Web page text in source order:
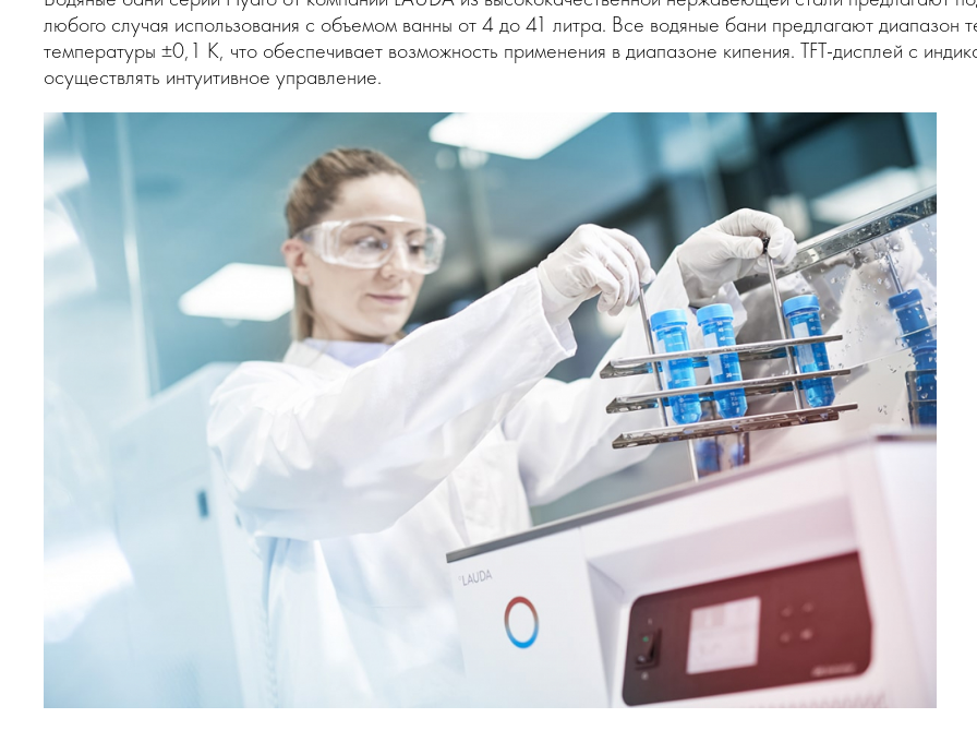
любого случая использования с объемом ванны от 4 до 41 литра. Все водяные бани предлагают диапазон
температуры ±0,1 K, что обеспечивает возможность применения в диапазоне кипения. TFT-дисплей с
осуществлять интуитивное управление.